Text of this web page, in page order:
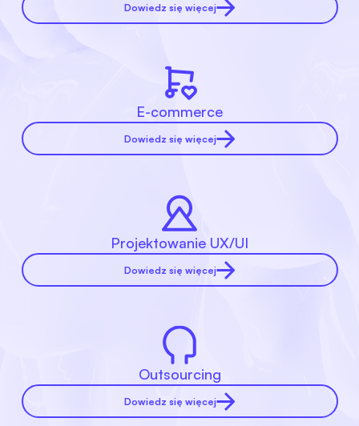
Dowiedz się więcej
E-commerce
Dowiedz się więcej
Projektowanie UX/UI
Dowiedz się więcej
Outsourcing
Dowiedz się więcej